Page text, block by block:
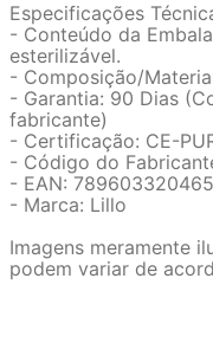
Especificações
- Conteúdo da
esterilizável.
- Composição/
- Garantia: 90 Dias
fabricante)
- Certificação: CE-
- Código do
- EAN:
- Marca: Lillo
Imagens meramente
podem variar de